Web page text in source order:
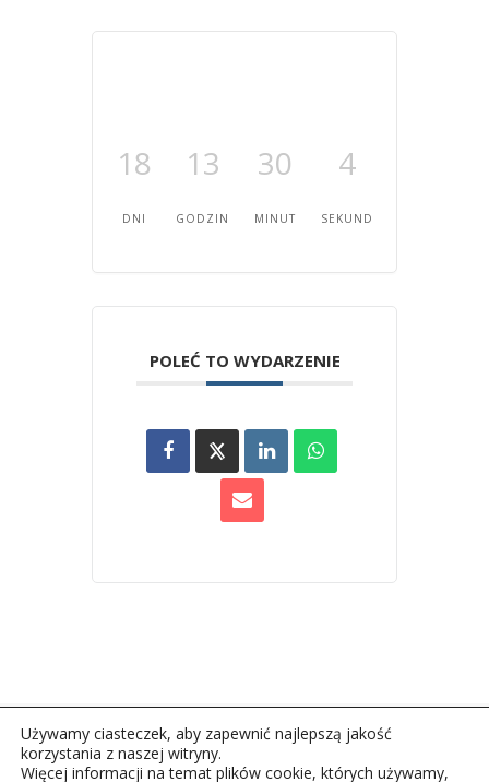
18
DNI
13
GODZIN
30
MINUT
4
SEKUND
POLEĆ TO WYDARZENIE
Używamy ciasteczek, aby zapewnić najlepszą jakość
korzystania z naszej witryny.
Więcej informacji na temat plików cookie, których używamy,